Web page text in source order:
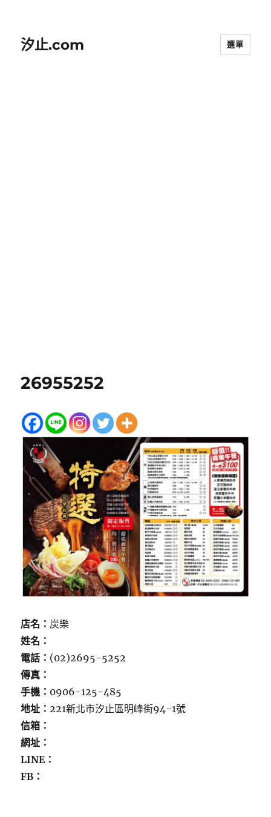
汐止.com 選單
26955252
店名： 炭樂
姓名：
電話： (02)2695-5252
傳真：
手機： 0906-125-485
地址：221新北市汐止區明峰街94-1號
信箱：
網址：
LINE：
FB：